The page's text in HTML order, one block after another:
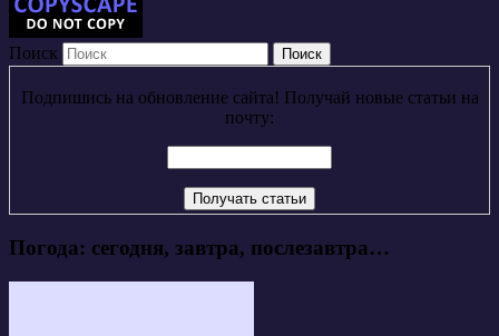
Поиск
Подпишись на обновление сайта! Получай новые статьи на
почту:
Погода: сегодня, завтра, послезавтра…